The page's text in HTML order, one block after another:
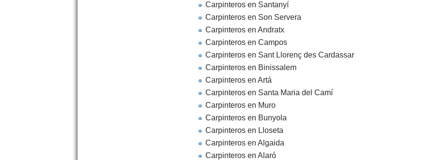
Carpinteros en Santanyí
Carpinteros en Son Servera
Carpinteros en Andratx
Carpinteros en Campos
Carpinteros en Sant Llorenç des Cardassar
Carpinteros en Binissalem
Carpinteros en Artá
Carpinteros en Santa Maria del Camí
Carpinteros en Muro
Carpinteros en Bunyola
Carpinteros en Lloseta
Carpinteros en Algaida
Carpinteros en Alaró